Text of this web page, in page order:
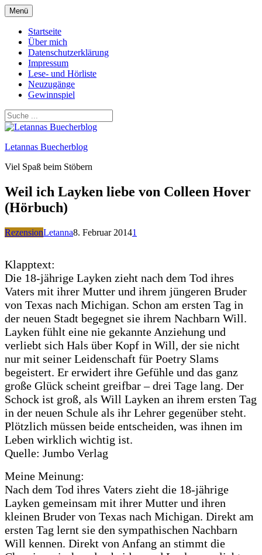
Zum
Inhalt
springen
Menü
Startseite
Über mich
Datenschutzerklärung
Impressum
Lese- und Hörliste
Neuzugänge
Gewinnspiel
Letannas Buecherblog
Viel Spaß beim Stöbern
Weil ich Layken liebe von Colleen Hover
(Hörbuch)
RezensionLetanna8. Februar 20141
Klapptext:
Die 18-jährige Layken zieht nach dem Tod ihres
Vaters mit ihrer Mutter und ihrem jüngeren Bruder
von Texas nach Michigan. Schon am ersten Tag in
der neuen Stadt begegnet sie ihrem Nachbarn Will.
Layken fühlt eine nie gekannte Anziehung und
verliebt sich Hals über Kopf in Will, der sie nicht
nur mit seiner Leidenschaft für Poetry Slams
begeistert. Er erwidert ihre Gefühle und das ganz
große Glück scheint greifbar – drei Tage lang. Der
Schock ist groß, als Will Layken an ihrem ersten Tag
in der neuen Schule als ihr Lehrer gegenüber steht.
Plötzlich müssen beide entscheiden, was ihnen im
Leben wirklich wichtig ist.
Quelle: Jumbo Verlag
Meine Meinung:
Nach dem Tod ihres Vaters zieht die 18-jährige
Layken gemeinsam mit ihrer Mutter und ihren
kleinen Bruder von Texas nach Michigan. Direkt am
ersten Tag lernt sie den sympathischen Nachbarn
Will kennen. Direkt von Anfang an stimmt die